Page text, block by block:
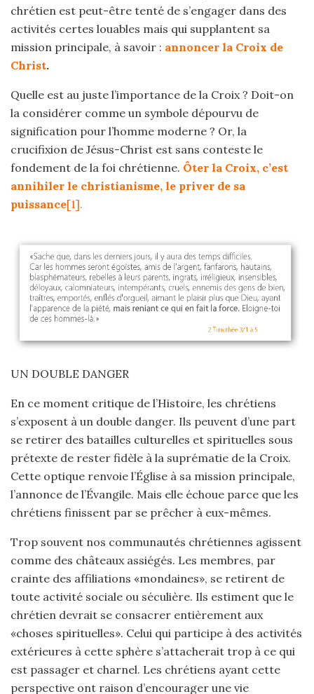
chrétien est peut-être tenté de s’engager dans des
activités certes louables mais qui supplantent sa
mission principale, à savoir : annoncer la Croix de
Christ.
Quelle est au juste l’importance de la Croix ? Doit-on
la considérer comme un symbole dépourvu de
signification pour l’homme moderne ? Or, la
crucifixion de Jésus-Christ est sans conteste le
fondement de la foi chrétienne. Ôter la Croix, c’est
annihiler le christianisme, le priver de sa
puissance[1].
UN DOUBLE DANGER
En ce moment critique de l’Histoire, les chrétiens
s’exposent à un double danger. Ils peuvent d’une part
se retirer des batailles culturelles et spirituelles sous
prétexte de rester fidèle à la suprématie de la Croix.
Cette optique renvoie l’Église à sa mission principale,
l’annonce de l’Évangile. Mais elle échoue parce que les
chrétiens finissent par se prêcher à eux-mêmes.
Trop souvent nos communautés chrétiennes agissent
comme des châteaux assiégés. Les membres, par
crainte des affiliations «mondaines», se retirent de
toute activité sociale ou séculière. Ils estiment que le
chrétien devrait se consacrer entièrement aux
«choses spirituelles». Celui qui participe à des activités
extérieures à cette sphère s’attacherait trop à ce qui
est passager et charnel. Les chrétiens ayant cette
perspective ont raison d’encourager une vie